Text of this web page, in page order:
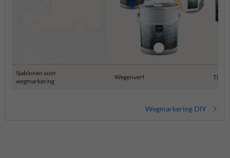
Sjablonen voor
wegmarkering
Wegenverf
Wegmarkering DIY